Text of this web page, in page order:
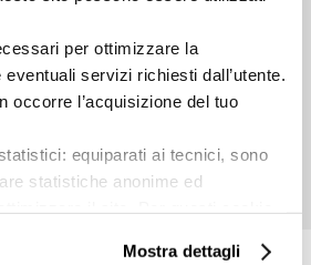
per ottimizzare la
servizi richiesti dall’utente.
occorre l’acquisizione del tuo
equiparati ai tecnici, sono
statistiche anonime ed
marketing: sono utilizzati, solo
Mostra dettagli
Stonalizzazione:
Unità di misura:
PZ